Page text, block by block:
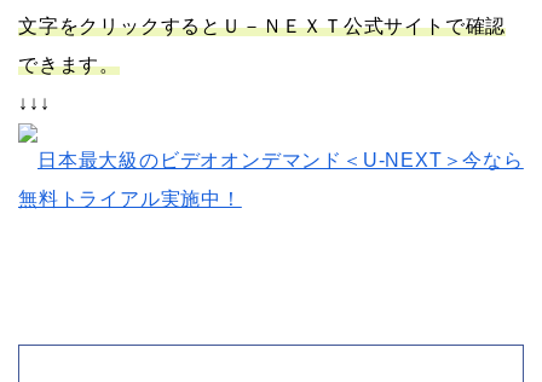
文字をクリックするとＵ－ＮＥＸＴ公式サイトで確認
できます。
↓↓↓
日本最大級のビデオオンデマンド＜U-NEXT＞今なら
無料トライアル実施中！